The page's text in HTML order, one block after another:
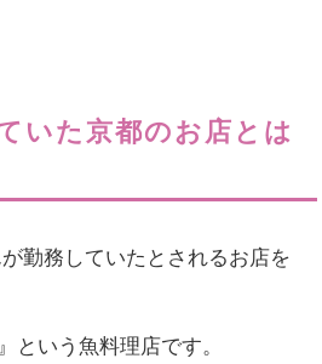
いた京都のお店とは
勤務していたとされるお店を
という魚料理店です。